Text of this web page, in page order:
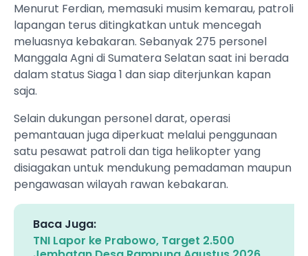
Menurut Ferdian, memasuki musim kemarau, patroli
lapangan terus ditingkatkan untuk mencegah
meluasnya kebakaran. Sebanyak 275 personel
Manggala Agni di Sumatera Selatan saat ini berada
dalam status Siaga 1 dan siap diterjunkan kapan
saja.
Selain dukungan personel darat, operasi
pemantauan juga diperkuat melalui penggunaan
satu pesawat patroli dan tiga helikopter yang
disiagakan untuk mendukung pemadaman maupun
pengawasan wilayah rawan kebakaran.
Baca Juga:
TNI Lapor ke Prabowo, Target 2.500